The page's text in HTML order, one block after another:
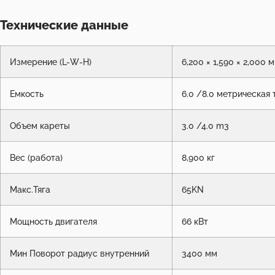
Технические данные
Измерение (L-W-H) 6,200 × 1,590 × 2,000 м
Емкость 6.0 /8.0 метрическая
Объем кареты 3.0 /4.0 m3
Вес (работа) 8,900 кг
Макс.Тяга 65KN
Мощность двигателя 66 кВт
Мин Поворот радиус внутренний 3400 мм